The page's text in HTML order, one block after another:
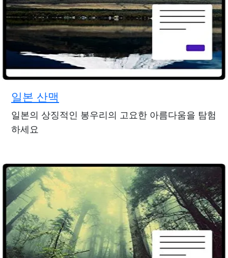
일본 산맥
일본의 상징적인 봉우리의 고요한 아름다움을 탐험
하세요